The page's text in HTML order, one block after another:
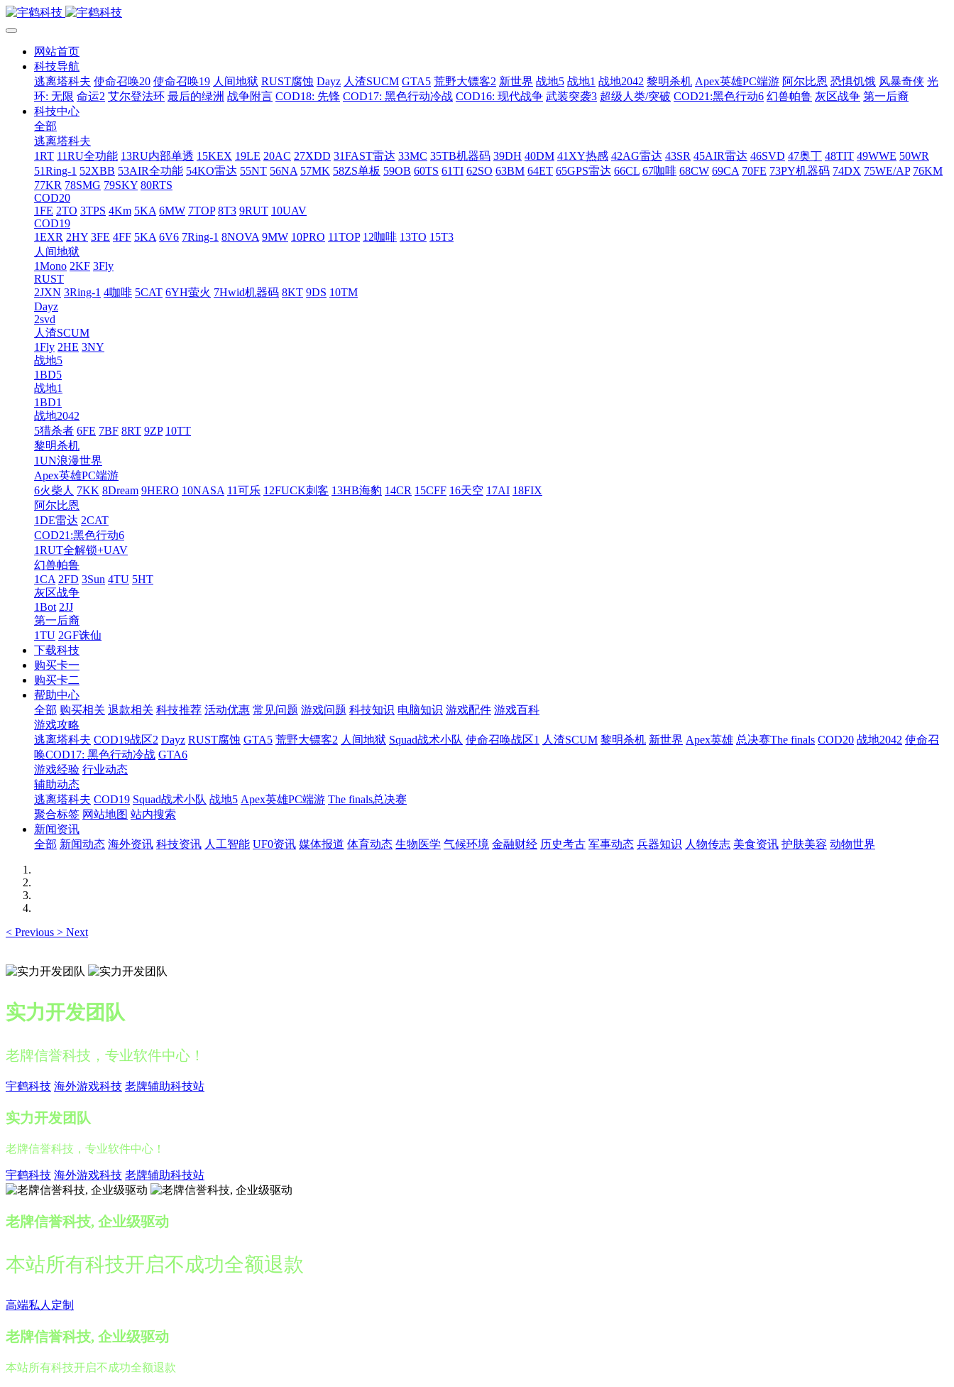
网站首页
科技导航
逃离塔科夫 使命召唤20 使命召唤19 人间地狱 RUST腐蚀 Dayz 人渣SUCM GTA5 荒野大镖客2 新世界 战地5 战地1 战地2042 黎明杀机 Apex英雄PC端游 阿尔比恩 恐惧饥饿 风暴奇侠 光
环: 无限 命运2 艾尔登法环 最后的绿洲 战争附言 COD18: 先锋 COD17: 黑色行动冷战 COD16: 现代战争 武装突袭3 超级人类/突破 COD21:黑色行动6 幻兽帕鲁 灰区战争 第一后裔
科技中心
全部
逃离塔科夫
1RT 11RU全功能 13RU内部单透 15KEX 19LE 20AC 27XDD 31FAST雷达 33MC 35TB机器码 39DH 40DM 41XY热感 42AG雷达 43SR 45AIR雷达 46SVD 47奥丁 48TIT 49WWE 50WR
51Ring-1 52XBB 53AIR全功能 54KO雷达 55NT 56NA 57MK 58ZS单板 59OB 60TS 61TI 62SO 63BM 64ET 65GPS雷达 66CL 67咖啡 68CW 69CA 70FE 73PY机器码 74DX 75WE/AP 76KM
77KR 78SMG 79SKY 80RTS
COD20
1FE 2TO 3TPS 4Km 5KA 6MW 7TOP 8T3 9RUT 10UAV
COD19
1EXR 2HY 3FE 4FF 5KA 6V6 7Ring-1 8NOVA 9MW 10PRO 11TOP 12咖啡 13TO 15T3
人间地狱
1Mono 2KF 3Fly
RUST
2JXN 3Ring-1 4咖啡 5CAT 6YH萤火 7Hwid机器码 8KT 9DS 10TM
Dayz
2svd
人渣SCUM
1Fly 2HE 3NY
战地5
1BD5
战地1
1BD1
战地2042
5猎杀者 6FE 7BF 8RT 9ZP 10TT
黎明杀机
1UN浪漫世界
Apex英雄PC端游
6火柴人 7KK 8Dream 9HERO 10NASA 11可乐 12FUCK刺客 13HB海豹 14CR 15CFF 16天空 17AI 18FIX
阿尔比恩
1DE雷达 2CAT
COD21:黑色行动6
1RUT全解锁+UAV
幻兽帕鲁
1CA 2FD 3Sun 4TU 5HT
灰区战争
1Bot 2JJ
第一后裔
1TU 2GF诛仙
下载科技
购买卡一
购买卡二
帮助中心
全部 购买相关 退款相关 科技推荐 活动优惠 常见问题 游戏问题 科技知识 电脑知识 游戏配件 游戏百科
游戏攻略
逃离塔科夫 COD19战区2 Dayz RUST腐蚀 GTA5 荒野大镖客2 人间地狱 Squad战术小队 使命召唤战区1 人渣SCUM 黎明杀机 新世界 Apex英雄 总决赛The finals COD20 战地2042 使命召
唤COD17: 黑色行动冷战 GTA6
游戏经验 行业动态
辅助动态
逃离塔科夫 COD19 Squad战术小队 战地5 Apex英雄PC端游 The finals总决赛
聚合标签 网站地图 站内搜索
新闻资讯
全部 新闻动态 海外资讯 科技资讯 人工智能 UF0资讯 媒体报道 体育动态 生物医学 气候环境 金融财经 历史考古 军事动态 兵器知识 人物传志 美食资讯 护肤美容 动物世界
< Previous > Next
实力开发团队
老牌信誉科技，专业软件中心！
宇鹤科技 海外游戏科技 老牌辅助科技站
实力开发团队
老牌信誉科技，专业软件中心！
宇鹤科技 海外游戏科技 老牌辅助科技站
老牌信誉科技, 企业级驱动
本站所有科技开启不成功全额退款
高端私人定制
老牌信誉科技, 企业级驱动
本站所有科技开启不成功全额退款